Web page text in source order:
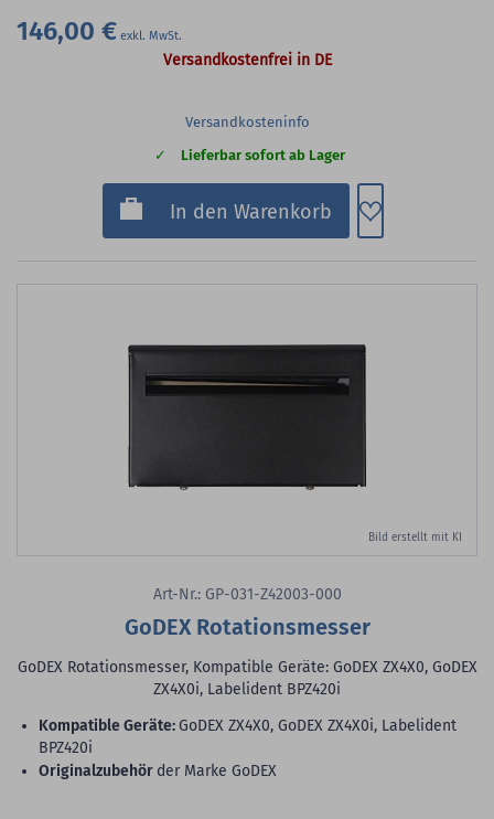
146,00 €
Versandkostenfrei in DE
Versandkosteninfo
Lieferbar sofort ab Lager
In den Warenkorb Zum
Bild erstellt mit KI
Art-Nr.: GP-031-Z42003-000
GoDEX Rotationsmesser
GoDEX Rotationsmesser, Kompatible Geräte: GoDEX ZX4X0, GoDEX
ZX4X0i, Labelident BPZ420i
Kompatible Geräte:GoDEX ZX4X0, GoDEX ZX4X0i, Labelident
BPZ420i
Originalzubehör der Marke GoDEX